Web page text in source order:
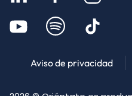
Aviso de privacidad